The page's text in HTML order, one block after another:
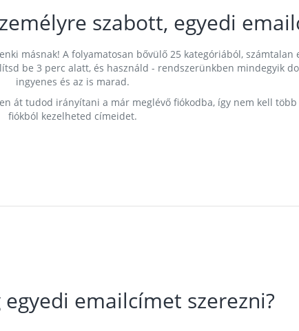
szabott, egyedi
másnak! A folyamatosan bővülő 25 kategóriából, számtalan
be 3 perc alatt, és használd - rendszerünkben mindegyik
ingyenes és az is marad.
át tudod irányítani a már meglévő fiókodba, így nem kell
fiókból kezelheted címeidet.
emailcímet szerezni?